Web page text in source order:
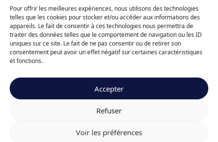
Pour offrir les meilleures expériences, nous utilisons des technologies
telles que les cookies pour stocker et/ou accéder aux informations des
appareils. Le fait de consentir à ces technologies nous permettra de
traiter des données telles que le comportement de navigation ou les ID
uniques sur ce site. Le fait de ne pas consentir ou de retirer son
consentement peut avoir un effet négatif sur certaines caractéristiques
et fonctions.
Accepter
Refuser
Voir les préférences
Accès utilisateur
Suivez notre actualité
siteSq